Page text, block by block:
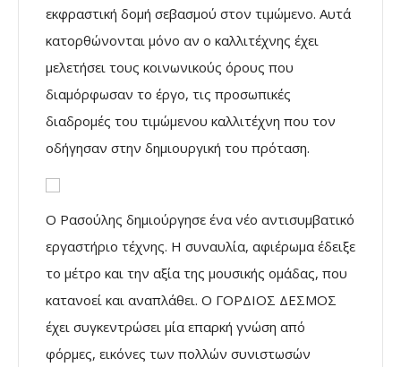
εκφραστική δομή σεβασμού στον τιμώμενο. Αυτά
κατορθώνονται μόνο αν ο καλλιτέχνης έχει
μελετήσει τους κοινωνικούς όρους που
διαμόρφωσαν το έργο, τις προσωπικές
διαδρομές του τιμώμενου καλλιτέχνη που τον
οδήγησαν στην δημιουργική του πρόταση.
Ο Ρασούλης δημιούργησε ένα νέο αντισυμβατικό
εργαστήριο τέχνης. Η συναυλία, αφιέρωμα έδειξε
το μέτρο και την αξία της μουσικής ομάδας, που
κατανοεί και αναπλάθει. Ο ΓΟΡΔΙΟΣ ΔΕΣΜΟΣ
έχει συγκεντρώσει μία επαρκή γνώση από
φόρμες, εικόνες των πολλών συνιστωσών